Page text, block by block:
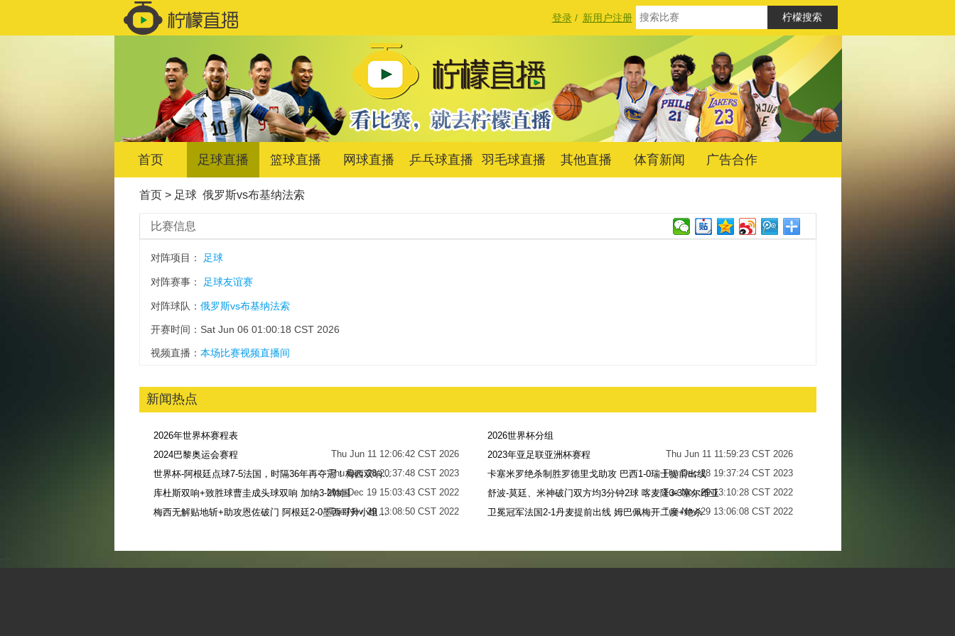
登录/ 新用户注册
首页 足球直播 篮球直播 网球直播 乒乓球直播 羽毛球直播 其他直播 体育新闻 广告合作
首页> 足球 俄罗斯vs布基纳法索
比赛信息
对阵项目： 足球
对阵赛事： 足球友谊赛
对阵球队： 俄罗斯vs布基纳法索
开赛时间：Sat Jun 06 01:00:18 CST 2026
视频直播： 本场比赛视频直播间
新闻热点
2026年世界杯赛程表
Thu Jun 11 12:06:42 CST 2026
2026世界杯分组
Thu Jun 11 11:59:23 CST 2026
2024巴黎奥运会赛程
Thu Dec 28 20:37:48 CST 2023
2023年亚足联亚洲杯赛程
Thu Dec 28 19:37:24 CST 2023
世界杯-阿根廷点球7-5法国，时隔36年再夺冠！梅西双响姆巴佩戴帽
Mon Dec 19 15:03:43 CST 2022
卡塞米罗绝杀制胜罗德里戈助攻 巴西1-0瑞士提前出线
Tue Nov 29 13:10:28 CST 2022
库杜斯双响+致胜球曹圭成头球双响 加纳3-2韩国
Tue Nov 29 13:08:50 CST 2022
舒波-莫廷、米神破门双方均3分钟2球 喀麦隆3-3塞尔维亚
Tue Nov 29 13:06:08 CST 2022
梅西无解贴地斩+助攻恩佐破门 阿根廷2-0墨西哥升小组第二
卫冕冠军法国2-1丹麦提前出线 姆巴佩梅开二度+绝杀